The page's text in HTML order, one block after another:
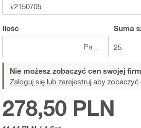
#2150705
Ilość Suma
25
Nie możesz zobaczyć cen swojej
Zaloguj się lub zarejestruj aby zobaczyć
278,50 PLN